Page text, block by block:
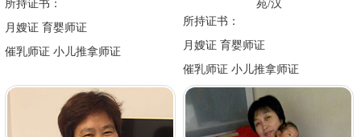
所持证书：
月嫂证 育婴师证
催乳师证 小儿推拿师证
苑/汉
所持证书：
月嫂证 育婴师证
催乳师证 小儿推拿师证